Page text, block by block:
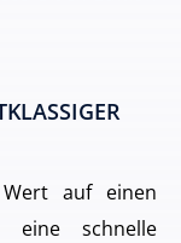
auf einen
eine schnelle